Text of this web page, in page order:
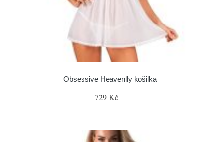
Obsessive Heavenlly košilka
729 Kč